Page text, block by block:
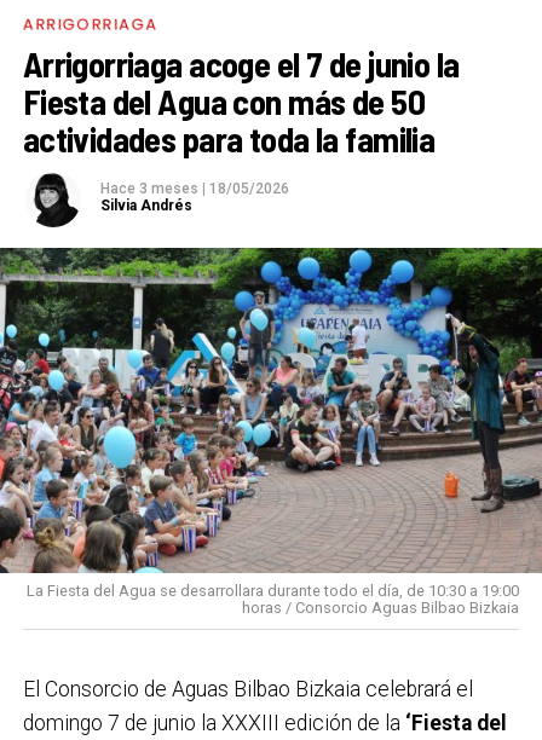
ARRIGORRIAGA
Arrigorriaga acoge el 7 de junio la
Fiesta del Agua con más de 50
actividades para toda la familia
Hace 3 meses
18/05/2026
Silvia Andrés
La Fiesta del Agua se desarrollara durante todo el día, de 10:30 a 19:00
horas / Consorcio Aguas Bilbao Bizkaia
El Consorcio de Aguas Bilbao Bizkaia celebrará el
domingo 7 de junio la XXXIII edición de la ‘Fiesta del